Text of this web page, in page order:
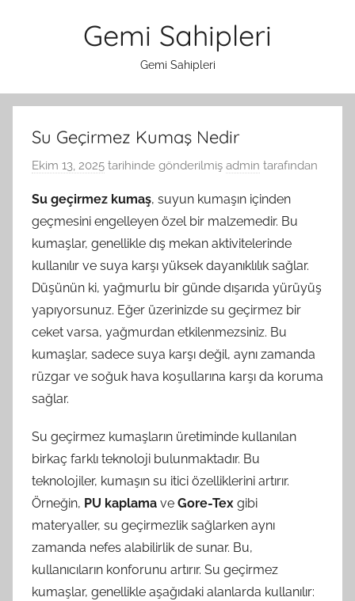
Gemi Sahipleri
Gemi Sahipleri
Su Geçirmez Kumaş Nedir
Ekim 13, 2025 tarihinde gönderilmiş admin tarafından
Su geçirmez kumaş, suyun kumaşın içinden
geçmesini engelleyen özel bir malzemedir. Bu
kumaşlar, genellikle dış mekan aktivitelerinde
kullanılır ve suya karşı yüksek dayanıklılık sağlar.
Düşünün ki, yağmurlu bir günde dışarıda yürüyüş
yapıyorsunuz. Eğer üzerinizde su geçirmez bir
ceket varsa, yağmurdan etkilenmezsiniz. Bu
kumaşlar, sadece suya karşı değil, aynı zamanda
rüzgar ve soğuk hava koşullarına karşı da koruma
sağlar.
Su geçirmez kumaşların üretiminde kullanılan
birkaç farklı teknoloji bulunmaktadır. Bu
teknolojiler, kumaşın su itici özelliklerini artırır.
Örneğin, PU kaplama ve Gore-Tex gibi
materyaller, su geçirmezlik sağlarken aynı
zamanda nefes alabilirlik de sunar. Bu,
kullanıcıların konforunu artırır. Su geçirmez
kumaşlar, genellikle aşağıdaki alanlarda kullanılır: